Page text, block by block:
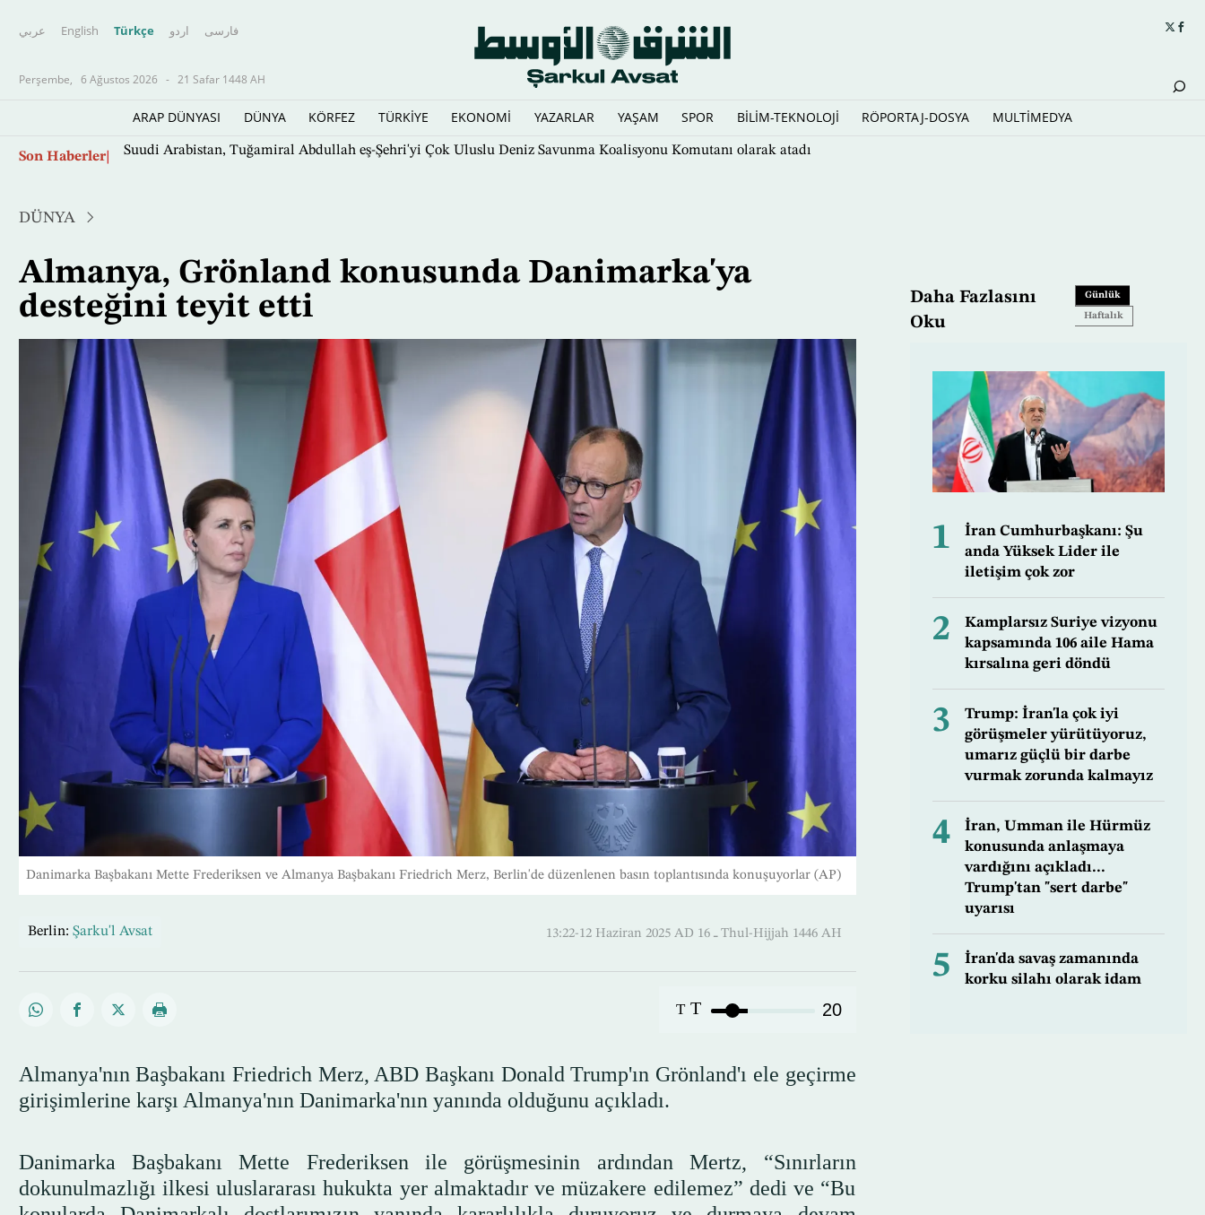
عربي English Türkçe اردو فارسى
Perşembe, 6 Ağustos 2026 - 21 Safar 1448 AH
ARAP DÜNYASI DÜNYA KÖRFEZ TÜRKİYE EKONOMİ YAZARLAR YAŞAM SPOR BİLİM-TEKNOLOJİ RÖPORTAJ-DOSYA MULTİMEDYA
Ana
Son Haberler Suudi Arabistan, Tuğamiral Abdullah eş-Şehri'yi Çok Uluslu Deniz Savunma Koalisyonu Komutanı olarak atadı
DÜNYA
Almanya, Grönland konusunda Danimarka'ya
desteğini teyit etti
Danimarka Başbakanı Mette Frederiksen ve Almanya Başbakanı Friedrich Merz, Berlin'de düzenlenen basın toplantısında konuşuyorlar (AP)
Berlin: Şarku'l Avsat 13:22-12 Haziran 2025 AD ـ 16 Thul-Hijjah 1446 AH
T T 20
Almanya'nın Başbakanı Friedrich Merz, ABD Başkanı Donald Trump'ın Grönland'ı ele geçirme
girişimlerine karşı Almanya'nın Danimarka'nın yanında olduğunu açıkladı.
Danimarka Başbakanı Mette Frederiksen ile görüşmesinin ardından Mertz, “Sınırların
dokunulmazlığı ilkesi uluslararası hukukta yer almaktadır ve müzakere edilemez” dedi ve “Bu
Daha Fazlasını
Oku
Günlük
Haftalık
1
İran Cumhurbaşkanı: Şu
anda Yüksek Lider ile
iletişim çok zor
2
Kamplarsız Suriye vizyonu
kapsamında 106 aile Hama
kırsalına geri döndü
3
Trump: İran'la çok iyi
görüşmeler yürütüyoruz,
umarız güçlü bir darbe
vurmak zorunda kalmayız
4
İran, Umman ile Hürmüz
konusunda anlaşmaya
vardığını açıkladı...
Trump'tan "sert darbe"
uyarısı
5
İran'da savaş zamanında
korku silahı olarak idam